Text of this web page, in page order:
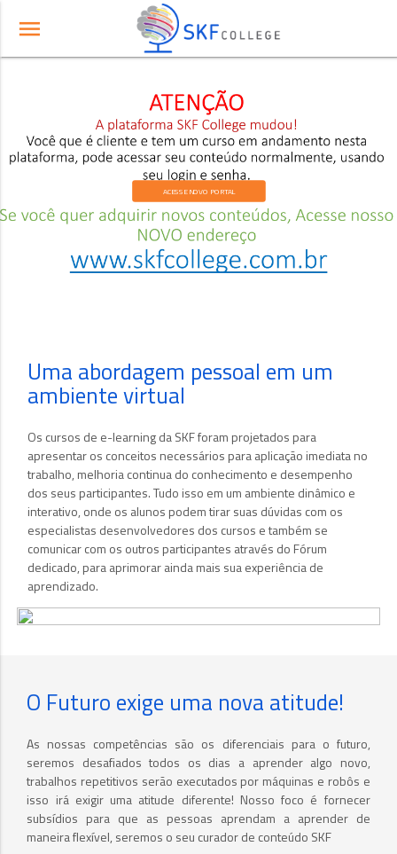
menu
ACESSE NOVO PORTAL
Uma abordagem pessoal em um
ambiente virtual
Os cursos de e-learning da SKF foram projetados para
apresentar os conceitos necessários para aplicação imediata no
trabalho, melhoria continua do conhecimento e desempenho
dos seus participantes. Tudo isso em um ambiente dinâmico e
interativo, onde os alunos podem tirar suas dúvidas com os
especialistas desenvolvedores dos cursos e também se
comunicar com os outros participantes através do Fórum
dedicado, para aprimorar ainda mais sua experiência de
aprendizado.
O Futuro exige uma nova atitude!
As nossas competências são os diferenciais para o futuro,
seremos desafiados todos os dias a aprender algo novo,
trabalhos repetitivos serão executados por máquinas e robôs e
isso irá exigir uma atitude diferente! Nosso foco é fornecer
subsídios para que as pessoas aprendam a aprender de
maneira flexível, seremos o seu curador de conteúdo SKF